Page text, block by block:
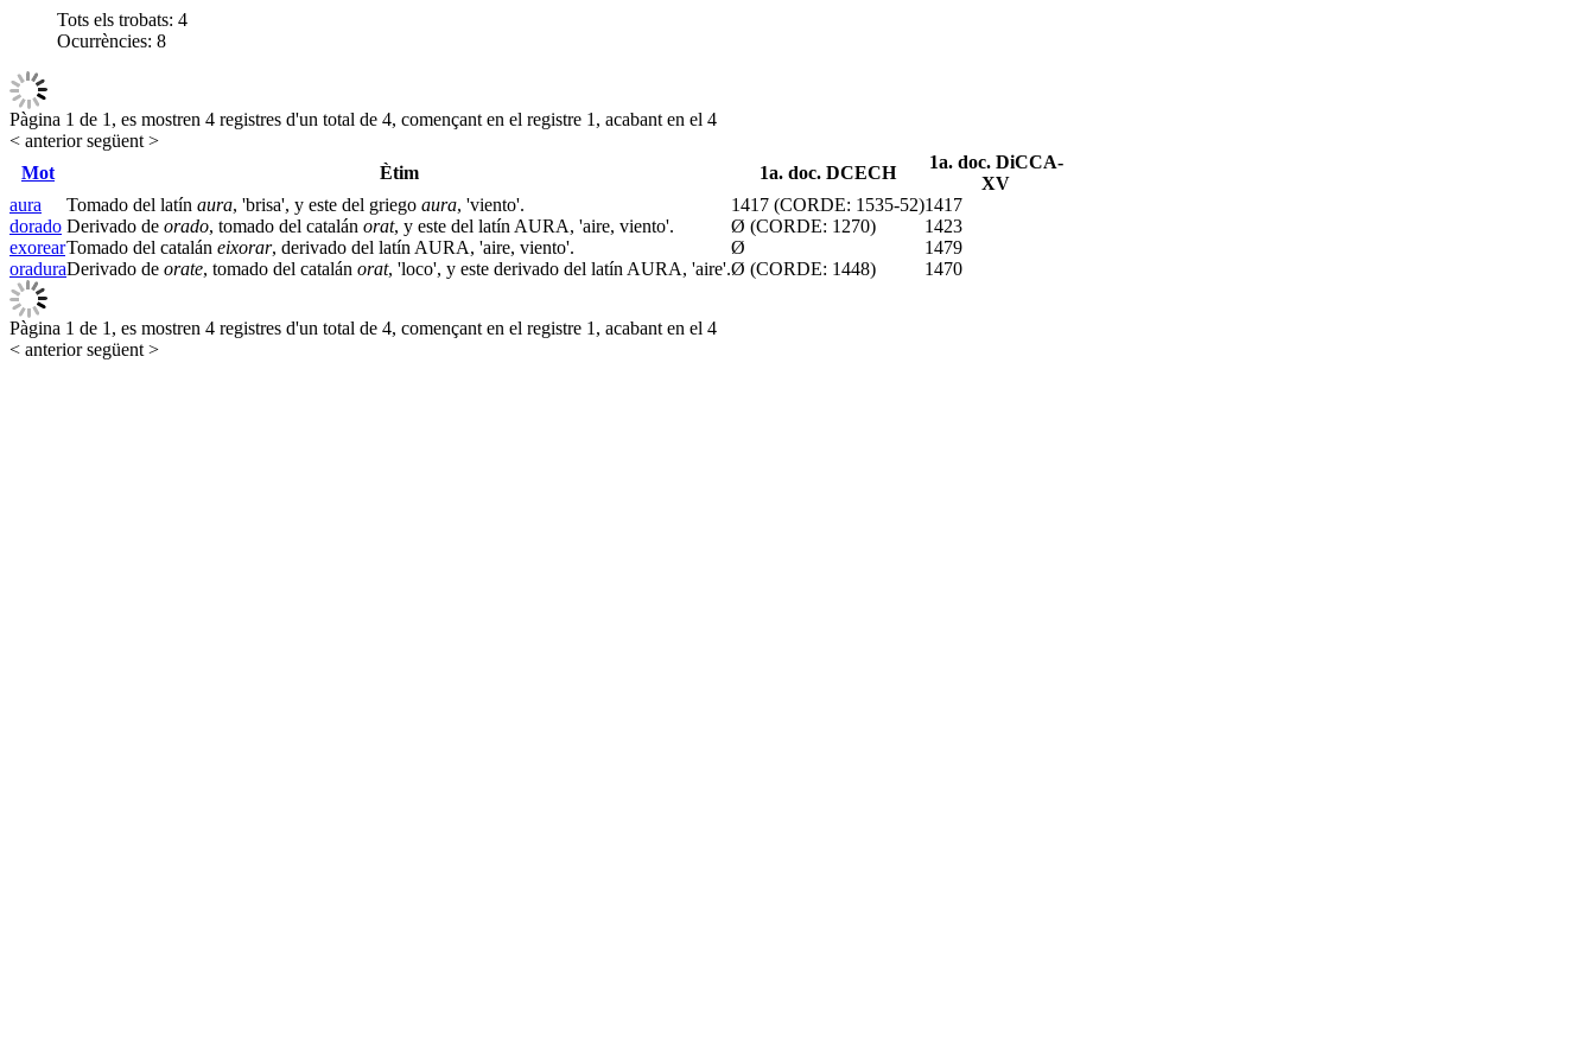
Tots els trobats: 4
Ocurrències: 8
Pàgina 1 de 1, es mostren 4 registres d'un total de 4, començant en el registre 1, acabant en el 4
< anteriorsegüent >
Mot
Ètim 1a. doc. DCECH
1a. doc. DiCCA-
XV
aura
Tomado del latín aura, 'brisa', y este del griego aura, 'viento'. 1417 (CORDE: 1535-52)1417
dorado Derivado de orado, tomado del catalán orat, y este del latín AURA, 'aire, viento'. Ø (CORDE: 1270)
1423
exorearTomado del catalán eixorar, derivado del latín AURA, 'aire, viento'. Ø
1479
oraduraDerivado de orate, tomado del catalán orat, 'loco', y este derivado del latín AURA, 'aire'.Ø (CORDE: 1448) 1470
Pàgina 1 de 1, es mostren 4 registres d'un total de 4, començant en el registre 1, acabant en el 4
< anteriorsegüent >